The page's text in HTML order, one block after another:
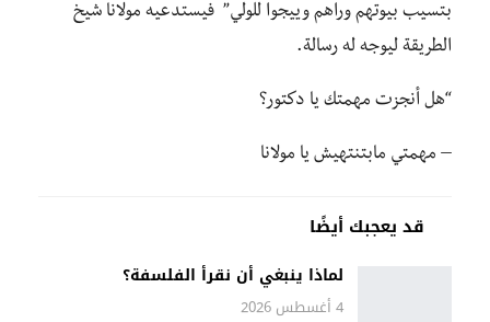
بتسيب بيوتهم وراهم وييجوا للولي” فيستدعيه مولانا شيخ
الطريقة ليوجه له رسالة.
“هل أنجزت مهمتك يا دكتور؟
– مهمتي مابتنتهيش يا مولانا
قد يعجبك أيضًا
لماذا ينبغي أن نقرأ الفلسفة؟
4 أغسطس 2026